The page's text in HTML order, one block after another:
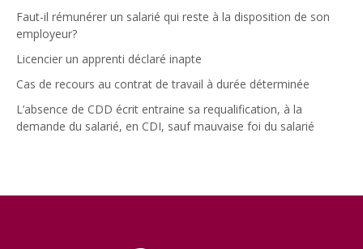
Faut-il rémunérer un salarié qui reste à la disposition de son
employeur?
Licencier un apprenti déclaré inapte
Cas de recours au contrat de travail à durée déterminée
L’absence de CDD écrit entraine sa requalification, à la
demande du salarié, en CDI, sauf mauvaise foi du salarié